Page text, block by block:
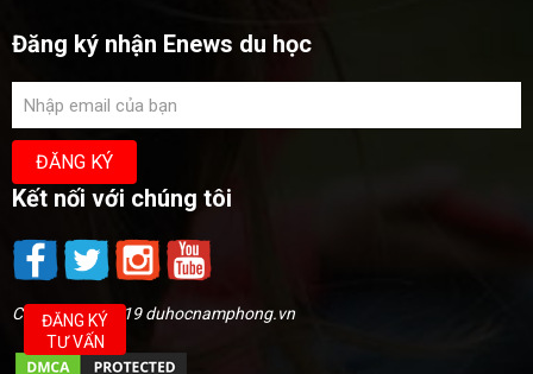
Đăng ký nhận Enews du học
Kết nối với chúng tôi
Copyright @2019 duhocnamphong.vn
ĐĂNG KÝ
TƯ VẤN